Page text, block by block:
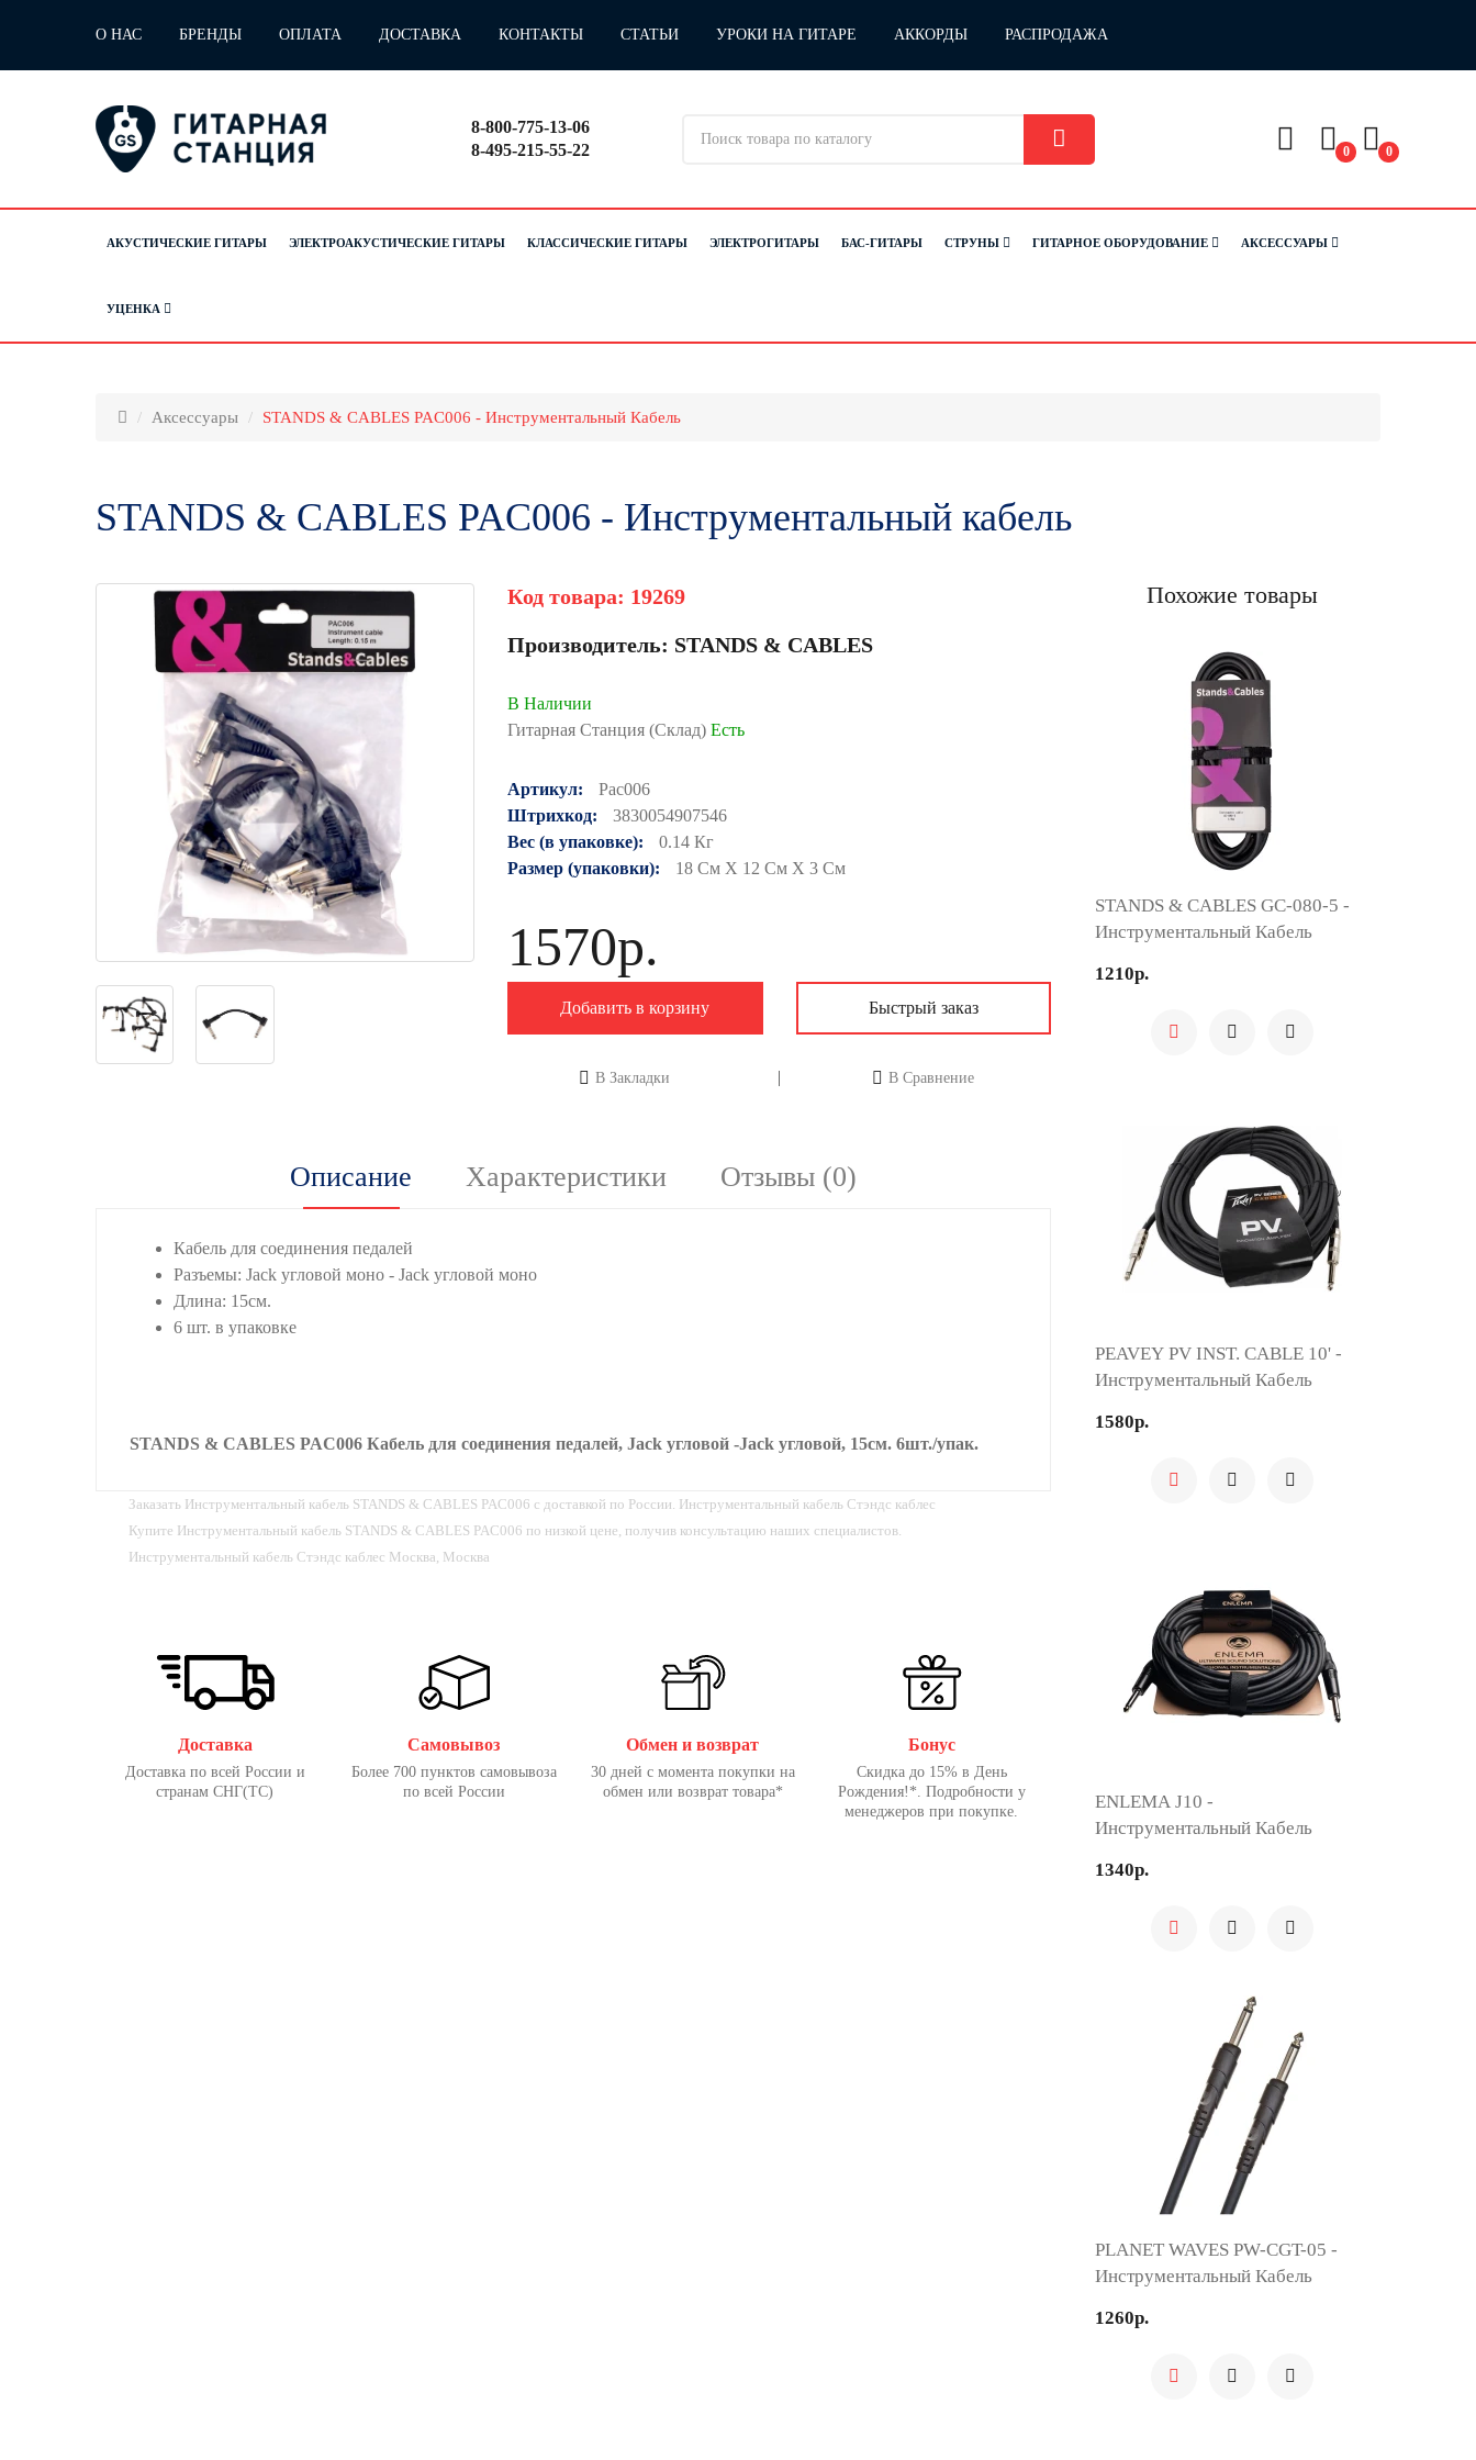
О НАС БРЕНДЫ ОПЛАТА ДОСТАВКА КОНТАКТЫ СТАТЬИ УРОКИ НА ГИТАРЕ АККОРДЫ РАСПРОДАЖА
8-800-775-13-06
8-495-215-55-22
0 0
АКУСТИЧЕСКИЕ ГИТАРЫ ЭЛЕКТРОАКУСТИЧЕСКИЕ ГИТАРЫ КЛАССИЧЕСКИЕ ГИТАРЫ ЭЛЕКТРОГИТАРЫ БАС-ГИТАРЫ СТРУНЫ ГИТАРНОЕ ОБОРУДОВАНИЕ АКСЕССУАРЫ
УЦЕНКА
Аксессуары STANDS & CABLES PAC006 - Инструментальный Кабель
STANDS & CABLES PAC006 - Инструментальный кабель
Код товара: 19269
Производитель: STANDS & CABLES
В Наличии
Гитарная Станция (Склад) Есть
Артикул:
Pac006
Штрихкод:
3830054907546
Вес (в упаковке):
0.14 Кг
Размер (упаковки):
18 См X 12 См X 3 См
1570р.
Добавить в корзину Быстрый заказ
В Закладки В Сравнение
Описание Характеристики Отзывы (0)
Кабель для соединения педалей
Разъемы: Jack угловой моно - Jack угловой моно
Длина: 15см.
6 шт. в упаковке
STANDS & CABLES PAC006 Кабель для соединения педалей, Jack угловой -Jack угловой, 15см. 6шт./упак.
Заказать Инструментальный кабель STANDS & CABLES PAC006 с доставкой по России. Инструментальный кабель Стэндс каблес
Купите Инструментальный кабель STANDS & CABLES PAC006 по низкой цене, получив консультацию наших специалистов.
Инструментальный кабель Стэндс каблес Москва, Москва
Доставка
Доставка по всей России и
странам СНГ(ТС)
Самовывоз
Более 700 пунктов самовывоза
по всей России
Обмен и возврат
30 дней с момента покупки на
обмен или возврат товара*
Бонус
Скидка до 15% в День
Рождения!*. Подробности у
менеджеров при покупке.
Похожие товары
STANDS & CABLES GC-080-5 -
Инструментальный Кабель
1210р.
PEAVEY PV INST. CABLE 10' -
Инструментальный Кабель
1580р.
ENLEMA J10 -
Инструментальный Кабель
1340р.
PLANET WAVES PW-CGT-05 -
Инструментальный Кабель
1260р.